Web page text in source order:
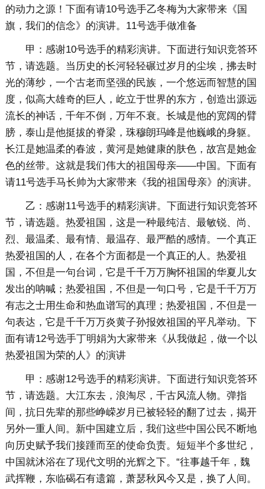
的动力之源！下面有请10号选手乙冬梅为大家带来《国
旗，我们的信念》的演讲。11号选手做准备
甲：感谢10号选手的精彩演讲。下面进行知识竞答环
节，请选题。当历史的长河轻轻碾过岁月的尘埃，拂去时
光的薄纱，一个古老而坚强的民族，一个悠远而智慧的国
度，似高大雄奇的巨人，屹立于世界的东方，创造出源远
流长的神话，千年不倒，万年不衰。长城是他的宽阔的臂
膀，泰山是他挺拔的脊梁，珠穆朗玛峰是他巍峨的身躯。
长江是她温柔的春波，黄河是她健康的肤色，故宫是她金
色的丝带。这就是我们伟大的祖国母亲——中国。下面有
请11号选手马长帅为大家带来《我的祖国母亲》的演讲。
乙：感谢11号选手的精彩演讲。下面进行知识竞答环
节，请选题。热爱祖国，这是一种最纯洁、最敏锐、尚、
烈、最温柔、最有情、最温存、最严酷的感情。一个真正
热爱祖国的人，在各个方面都是一个真正的人。热爱祖
国，不但是一句台词，它是千千万万胸怀祖国的华夏儿女
发出的呐喊；热爱祖国，不但是一句口号，它是千千万万
有志之士用生命和热血谱写的真理；热爱祖国，不但是一
句表达，它是千千万万炎黄子孙报效祖国的平凡举动。下
面有请12号选手丁明娟为大家带来《从我做起，做一个以
热爱祖国为荣的人》的演讲
甲：感谢12号选手的精彩演讲。下面进行知识竞答环
节，请选题。大江东去，浪淘尽，千古风流人物。弹指
间，抗日先辈的那些峥嵘岁月已被轻轻的翻了过去，揭开
另外一重人间。新中国建立后，我们这些中国公民不断地
向历史赋予我们接踵而至的使命负责。短短半个多世纪，
中国就沐浴在了现代文明的光辉之下。“往事越千年，魏
武挥鞭，东临碣石有遗篇，萧瑟秋风今又是，换了人间。